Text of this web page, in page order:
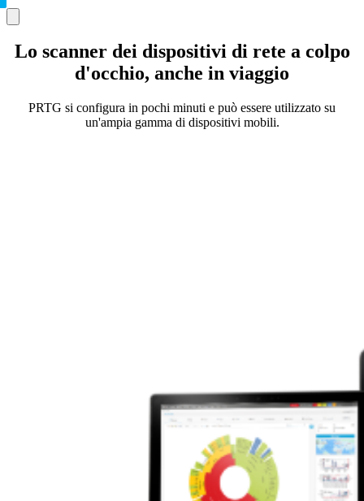
Lo scanner dei dispositivi di rete a colpo
d'occhio, anche in viaggio
PRTG si configura in pochi minuti e può essere utilizzato su
un'ampia gamma di dispositivi mobili.